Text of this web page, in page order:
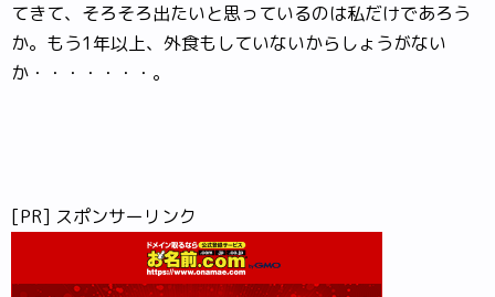
てきて、そろそろ出たいと思っているのは私だけであろう
か。もう1年以上、外食もしていないからしょうがない
か・・・・・・・。
[PR] スポンサーリンク